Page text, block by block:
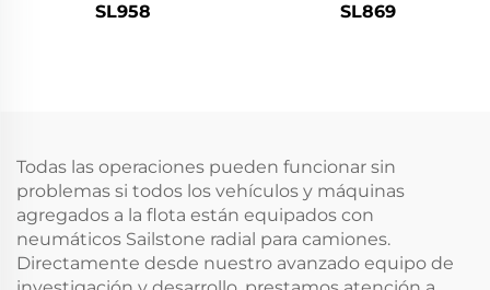
SL958 SL869
Todas las operaciones pueden funcionar sin
problemas si todos los vehículos y máquinas
agregados a la flota están equipados con
neumáticos Sailstone radial para camiones.
Directamente desde nuestro avanzado equipo de